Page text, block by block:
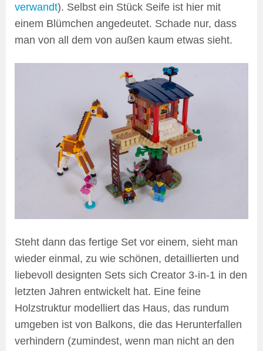
verwandt). Selbst ein Stück Seife ist hier mit
einem Blümchen angedeutet. Schade nur, dass
man von all dem von außen kaum etwas sieht.
Steht dann das fertige Set vor einem, sieht man
wieder einmal, zu wie schönen, detaillierten und
liebevoll designten Sets sich Creator 3-in-1 in den
letzten Jahren entwickelt hat. Eine feine
Holzstruktur modelliert das Haus, das rundum
umgeben ist von Balkons, die das Herunterfallen
verhindern (zumindest, wenn man nicht an den